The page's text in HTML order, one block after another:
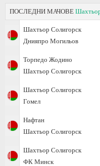
ПОСЛЕДНИ МАЧОВЕ
Шахтьор Солигорск
Днияпро Могильов
Торпедо Жодино
Шахтьор Солигорск
Шахтьор Солигорск
Гомел
Нафтан
Шахтьор Солигорск
Шахтьор Солигорск
ФК Минск